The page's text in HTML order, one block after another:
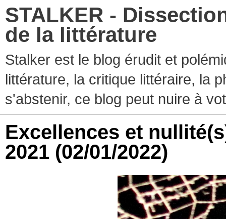
STALKER -
de la littérature
Stalker est le blog érudit et
littérature, la critique littéraire, la
s'abstenir, ce blog peut nuire à
Excellences et
2021 (02/01/2022)